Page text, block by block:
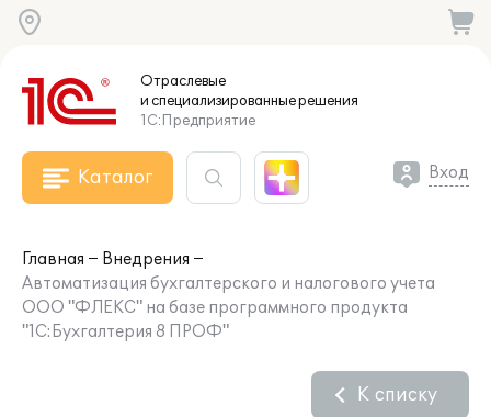
Отраслевые
и специализированныерешения
1С:Предприятие
Каталог Вход
Главная
Внедрения
Автоматизация бухгалтерского и налогового учета
ООО "ФЛЕКС" на базе программного продукта
"1С:Бухгалтерия 8 ПРОФ"
К списку